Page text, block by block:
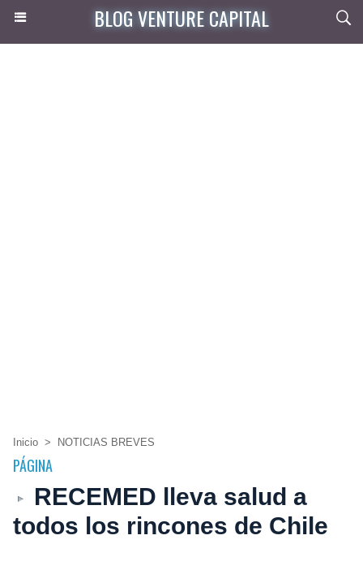
BLOG VENTURE CAPITAL
Inicio > NOTICIAS BREVES
PÁGINA
RECEMED lleva salud a
todos los rincones de Chile